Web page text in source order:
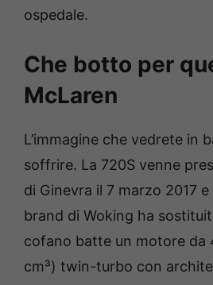
ospedale.
Che botto per
McLaren
L’immagine che vedrete in
soffrire. La 720S venne
di Ginevra il 7 marzo 2017
brand di Woking ha
cofano batte un motore da
cm³) twin-turbo con